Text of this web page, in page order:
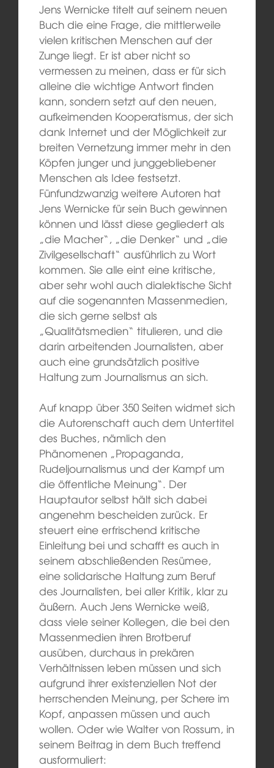
Jens Wernicke titelt auf seinem neuen
Buch die eine Frage, die mittlerweile
vielen kritischen Menschen auf der
Zunge liegt. Er ist aber nicht so
vermessen zu meinen, dass er für sich
alleine die wichtige Antwort finden
kann, sondern setzt auf den neuen,
aufkeimenden Kooperatismus, der sich
dank Internet und der Möglichkeit zur
breiten Vernetzung immer mehr in den
Köpfen junger und junggebliebener
Menschen als Idee festsetzt.
Fünfundzwanzig weitere Autoren hat
Jens Wernicke für sein Buch gewinnen
können und lässt diese gegliedert als
„die Macher“, „die Denker“ und „die
Zivilgesellschaft“ ausführlich zu Wort
kommen. Sie alle eint eine kritische,
aber sehr wohl auch dialektische Sicht
auf die sogenannten Massenmedien,
die sich gerne selbst als
„Qualitätsmedien“ titulieren, und die
darin arbeitenden Journalisten, aber
auch eine grundsätzlich positive
Haltung zum Journalismus an sich.
Auf knapp über 350 Seiten widmet sich
die Autorenschaft auch dem Untertitel
des Buches, nämlich den
Phänomenen „Propaganda,
Rudeljournalismus und der Kampf um
die öffentliche Meinung“. Der
Hauptautor selbst hält sich dabei
angenehm bescheiden zurück. Er
steuert eine erfrischend kritische
Einleitung bei und schafft es auch in
seinem abschließenden Resümee,
eine solidarische Haltung zum Beruf
des Journalisten, bei aller Kritik, klar zu
äußern. Auch Jens Wernicke weiß,
dass viele seiner Kollegen, die bei den
Massenmedien ihren Brotberuf
ausüben, durchaus in prekären
Verhältnissen leben müssen und sich
aufgrund ihrer existenziellen Not der
herrschenden Meinung, per Schere im
Kopf, anpassen müssen und auch
wollen. Oder wie Walter von Rossum, in
seinem Beitrag in dem Buch treffend
ausformuliert: